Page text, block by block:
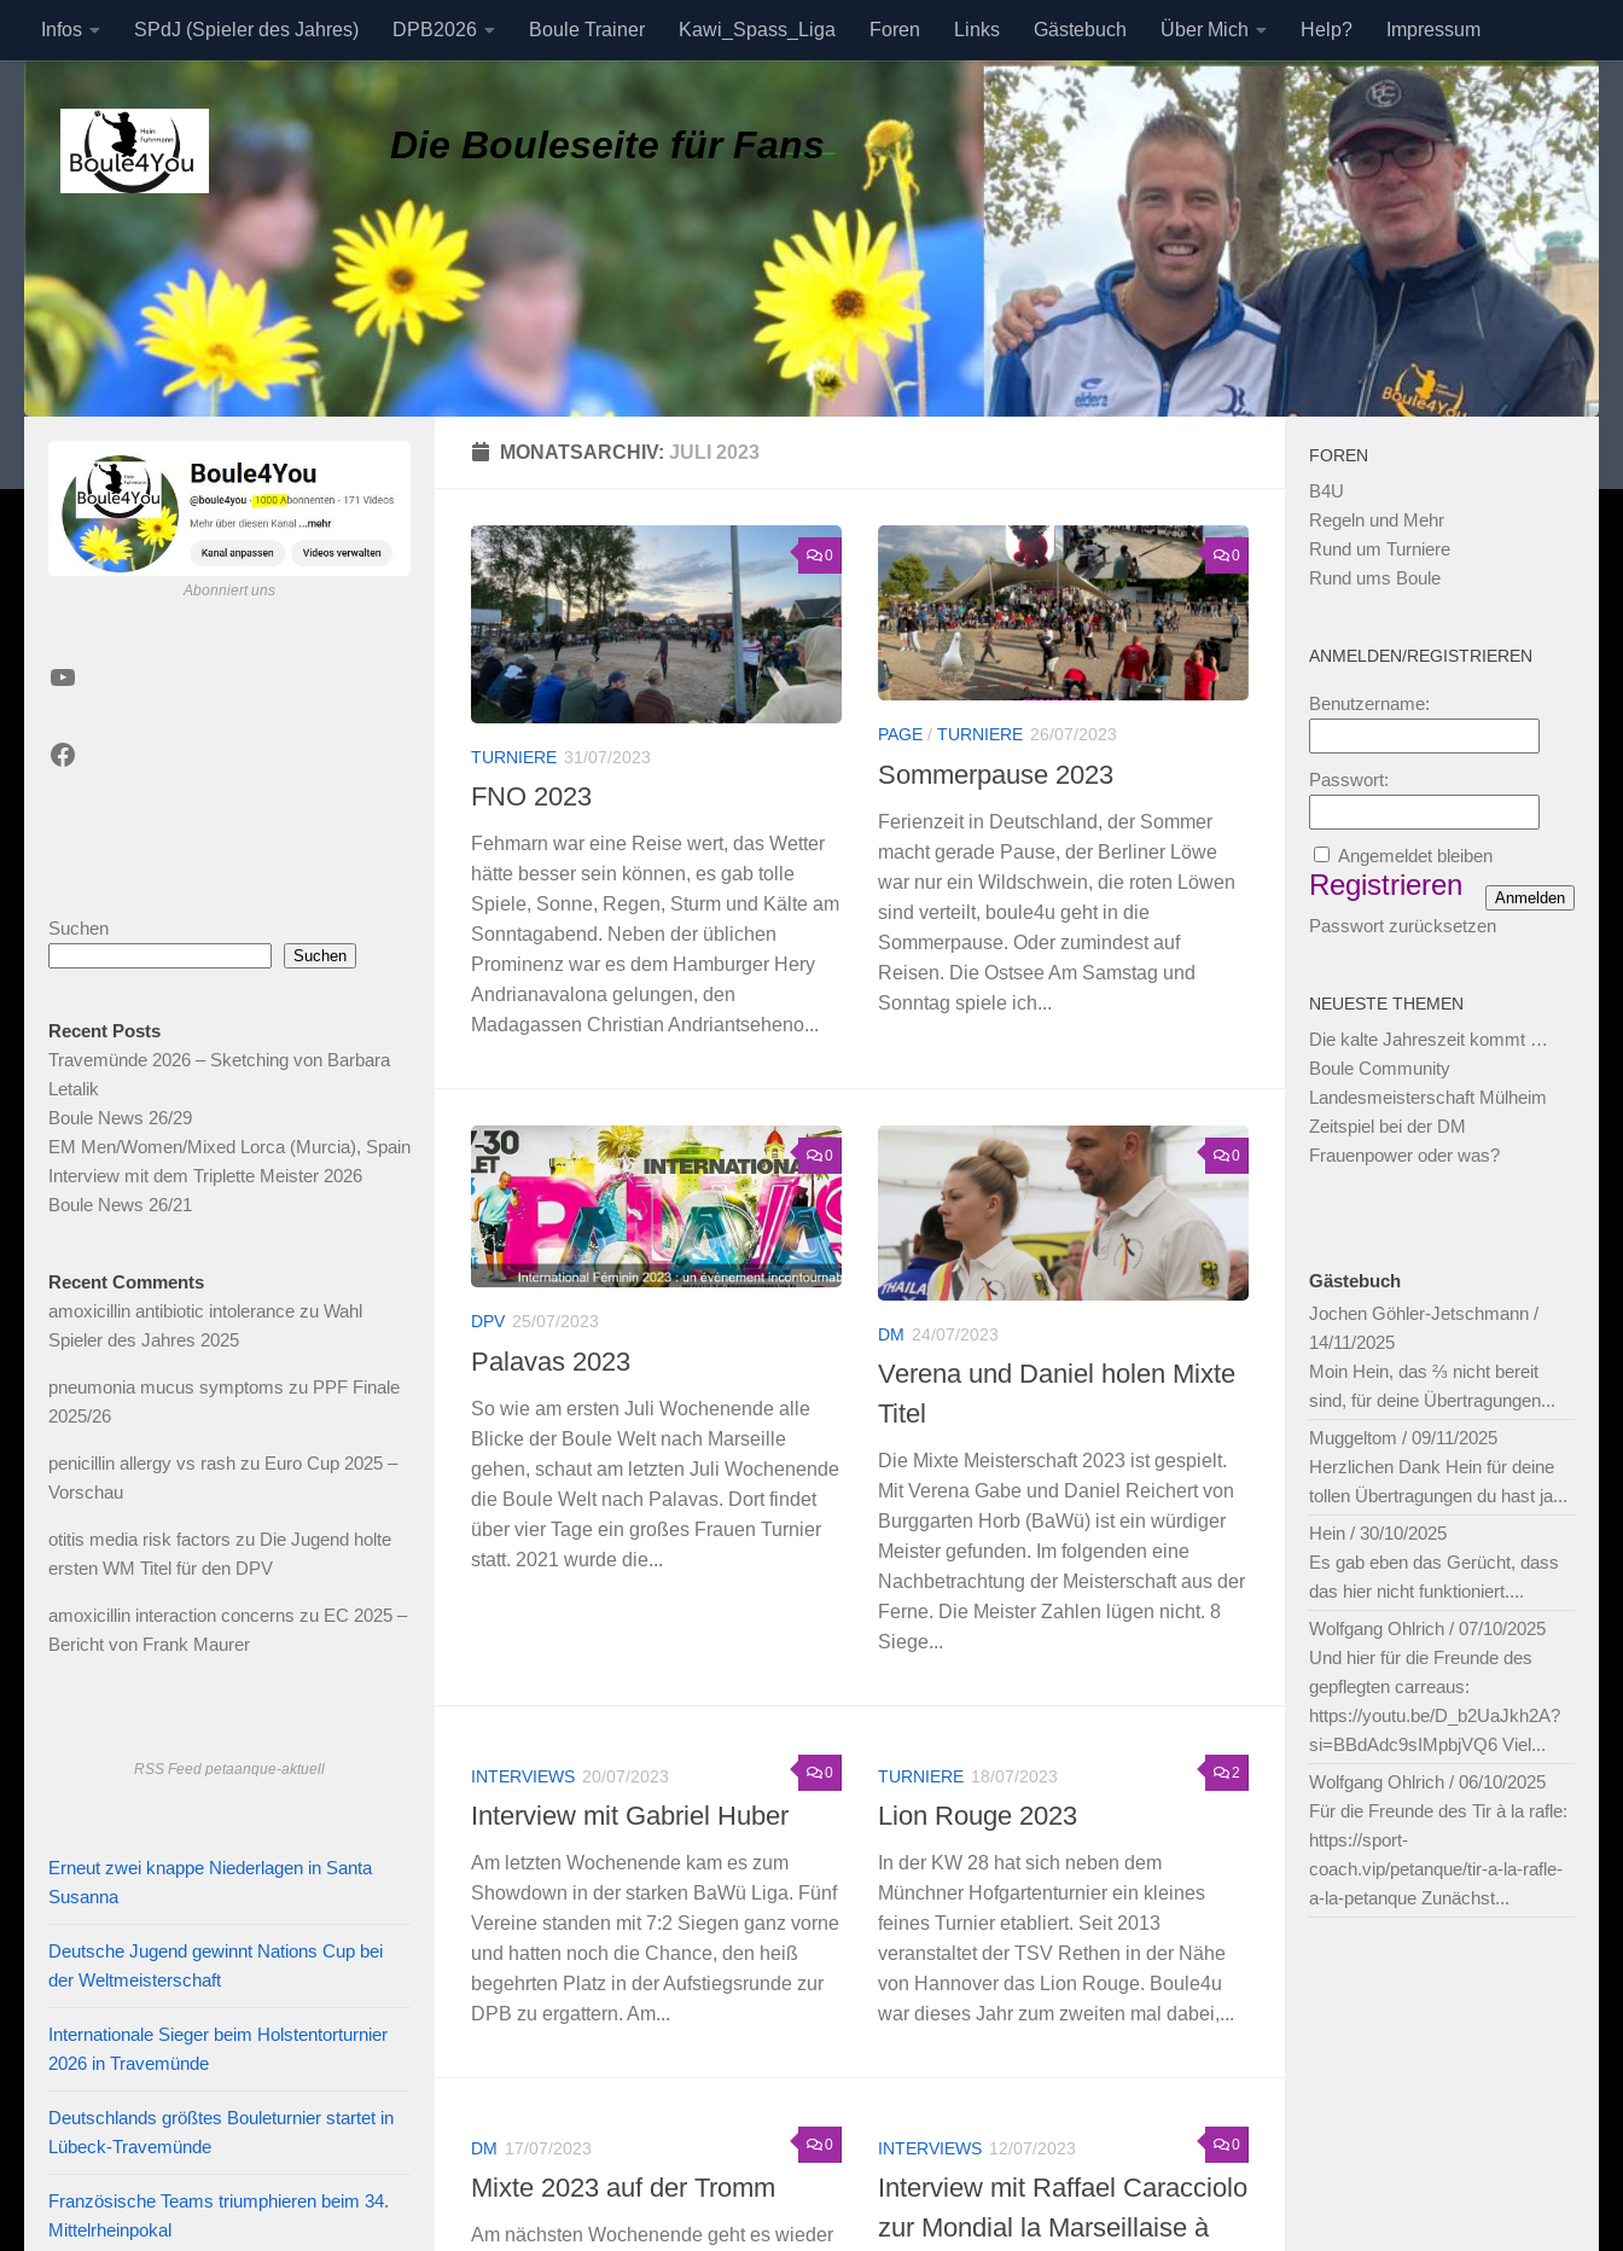
Zum Inhalt springen
Infos SPdJ (Spieler des Jahres) DPB2026 Boule Trainer Kawi_Spass_Liga Foren Links Gästebuch Über Mich Help? Impressum
Die Bouleseite für Fans
MONATSARCHIV: JULI 2023
0
TURNIERE 31/07/2023
FNO 2023
Fehmarn war eine Reise wert, das Wetter
hätte besser sein können, es gab tolle
Spiele, Sonne, Regen, Sturm und Kälte am
Sonntagabend. Neben der üblichen
Prominenz war es dem Hamburger Hery
Andrianavalona gelungen, den
Madagassen Christian Andriantseheno...
0
PAGE / TURNIERE 26/07/2023
Sommerpause 2023
Ferienzeit in Deutschland, der Sommer
macht gerade Pause, der Berliner Löwe
war nur ein Wildschwein, die roten Löwen
sind verteilt, boule4u geht in die
Sommerpause. Oder zumindest auf
Reisen. Die Ostsee Am Samstag und
Sonntag spiele ich...
0
DPV 25/07/2023
Palavas 2023
So wie am ersten Juli Wochenende alle
Blicke der Boule Welt nach Marseille
gehen, schaut am letzten Juli Wochenende
die Boule Welt nach Palavas. Dort findet
über vier Tage ein großes Frauen Turnier
statt. 2021 wurde die...
0
DM 24/07/2023
Verena und Daniel holen Mixte
Titel
Die Mixte Meisterschaft 2023 ist gespielt.
Mit Verena Gabe und Daniel Reichert von
Burggarten Horb (BaWü) ist ein würdiger
Meister gefunden. Im folgenden eine
Nachbetrachtung der Meisterschaft aus der
Ferne. Die Meister Zahlen lügen nicht. 8
Siege...
0
INTERVIEWS 20/07/2023
Interview mit Gabriel Huber
Am letzten Wochenende kam es zum
Showdown in der starken BaWü Liga. Fünf
Vereine standen mit 7:2 Siegen ganz vorne
und hatten noch die Chance, den heiß
begehrten Platz in der Aufstiegsrunde zur
DPB zu ergattern. Am...
2
TURNIERE 18/07/2023
Lion Rouge 2023
In der KW 28 hat sich neben dem
Münchner Hofgartenturnier ein kleines
feines Turnier etabliert. Seit 2013
veranstaltet der TSV Rethen in der Nähe
von Hannover das Lion Rouge. Boule4u
war dieses Jahr zum zweiten mal dabei,...
0
DM 17/07/2023
Mixte 2023 auf der Tromm
Am nächsten Wochenende geht es wieder
0
INTERVIEWS 12/07/2023
Interview mit Raffael Caracciolo
zur Mondial la Marseillaise à
Abonniert uns
YouTube
Facebook
Suchen
Suchen
Recent Posts
Travemünde 2026 – Sketching von Barbara
Letalik
Boule News 26/29
EM Men/Women/Mixed Lorca (Murcia), Spain
Interview mit dem Triplette Meister 2026
Boule News 26/21
Recent Comments
amoxicillin antibiotic intolerance zu Wahl
Spieler des Jahres 2025
pneumonia mucus symptoms zu PPF Finale
2025/26
penicillin allergy vs rash zu Euro Cup 2025 –
Vorschau
otitis media risk factors zu Die Jugend holte
ersten WM Titel für den DPV
amoxicillin interaction concerns zu EC 2025 –
Bericht von Frank Maurer
RSS Feed petaanque-aktuell
Erneut zwei knappe Niederlagen in Santa
Susanna
Deutsche Jugend gewinnt Nations Cup bei
der Weltmeisterschaft
Internationale Sieger beim Holstentorturnier
2026 in Travemünde
Deutschlands größtes Bouleturnier startet in
Lübeck-Travemünde
Französische Teams triumphieren beim 34.
Mittelrheinpokal
FOREN
B4U
Regeln und Mehr
Rund um Turniere
Rund ums Boule
ANMELDEN/REGISTRIEREN
Benutzername:
Passwort:
Angemeldet bleiben
Anmelden
Registrieren
Passwort zurücksetzen
NEUESTE THEMEN
Die kalte Jahreszeit kommt …
Boule Community
Landesmeisterschaft Mülheim
Zeitspiel bei der DM
Frauenpower oder was?
Gästebuch
Jochen Göhler-Jetschmann /
14/11/2025
Moin Hein, das ⅔ nicht bereit
sind, für deine Übertragungen...
Muggeltom / 09/11/2025
Herzlichen Dank Hein für deine
tollen Übertragungen du hast ja...
Hein / 30/10/2025
Es gab eben das Gerücht, dass
das hier nicht funktioniert....
Wolfgang Ohlrich / 07/10/2025
Und hier für die Freunde des
gepflegten carreaus:
https://youtu.be/D_b2UaJkh2A?
si=BBdAdc9sIMpbjVQ6 Viel...
Wolfgang Ohlrich / 06/10/2025
Für die Freunde des Tir à la rafle:
https://sport-
coach.vip/petanque/tir-a-la-rafle-
a-la-petanque Zunächst...